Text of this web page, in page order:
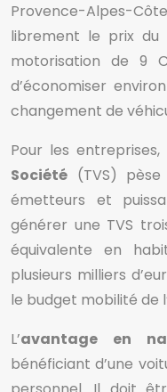
Provence-Alpes-
librement le prix du
motorisation de 9
d’économiser
changement de
Pour les entreprises,
Société (TVS)
émetteurs et
générer une TVS
équivalente en
plusieurs milliers
le budget mobilité de
L’avantage en
bénéficiant d’une